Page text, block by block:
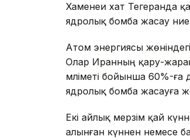
Хаменеи хат Тегеранда
ядролық бомба жасау
Атом энергиясы
Олар Иранның қару-
мәліметі бойынша 60%-
ядролық бомба жасауға
Екі айлық мерзім қай
алынған күннен немесе